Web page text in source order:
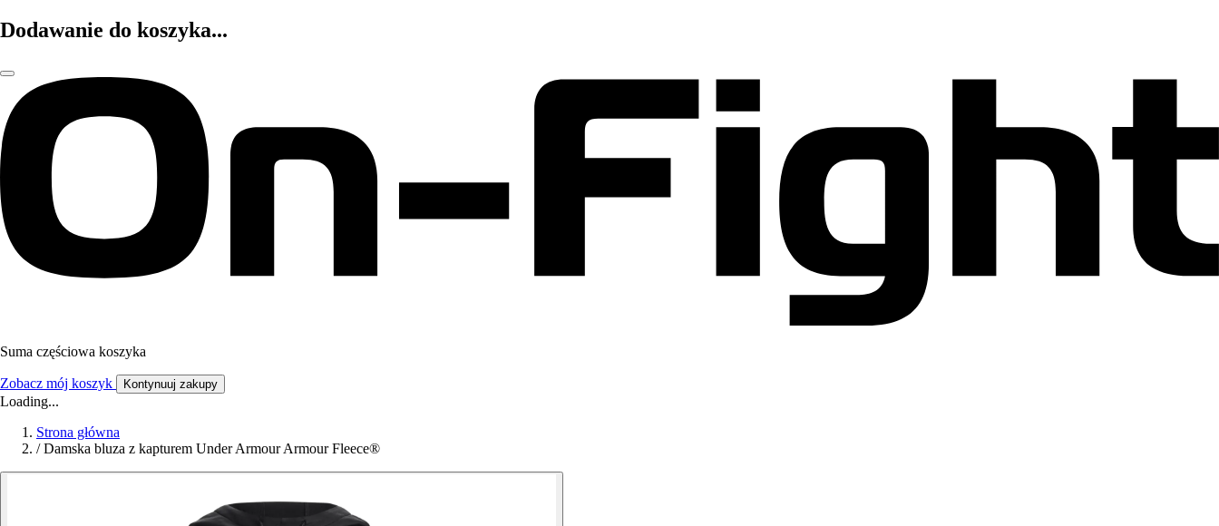
Dodawanie do koszyka...
Suma częściowa koszyka
Zobacz mój koszyk Kontynuuj zakupy
Loading...
Strona główna
/ Damska bluza z kapturem Under Armour Armour Fleece®